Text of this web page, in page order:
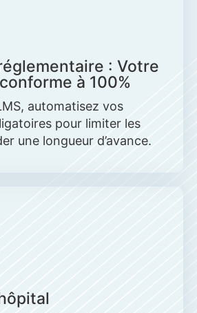
: Votre
à 100%
automatisez vos
pour limiter les
une longueur d’avance.